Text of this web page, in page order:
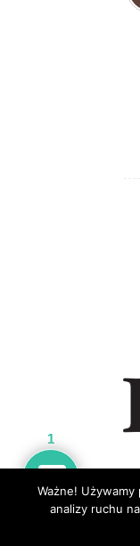
1
Ważne!
analizy ruchu